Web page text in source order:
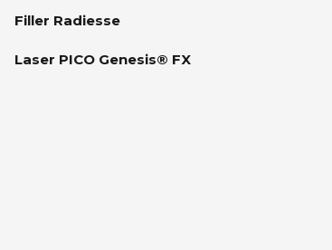
Filler Radiesse
Laser PICO Genesis® FX